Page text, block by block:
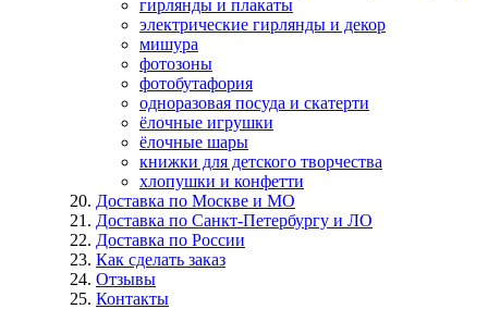
гирлянды и плакаты
электрические гирлянды и декор
мишура
фотозоны
фотобутафория
одноразовая посуда и скатерти
ёлочные игрушки
ёлочные шары
книжки для детского творчества
хлопушки и конфетти
Доставка по Москве и МО
Доставка по Санкт-Петербургу и ЛО
Доставка по России
Как сделать заказ
Отзывы
Контакты